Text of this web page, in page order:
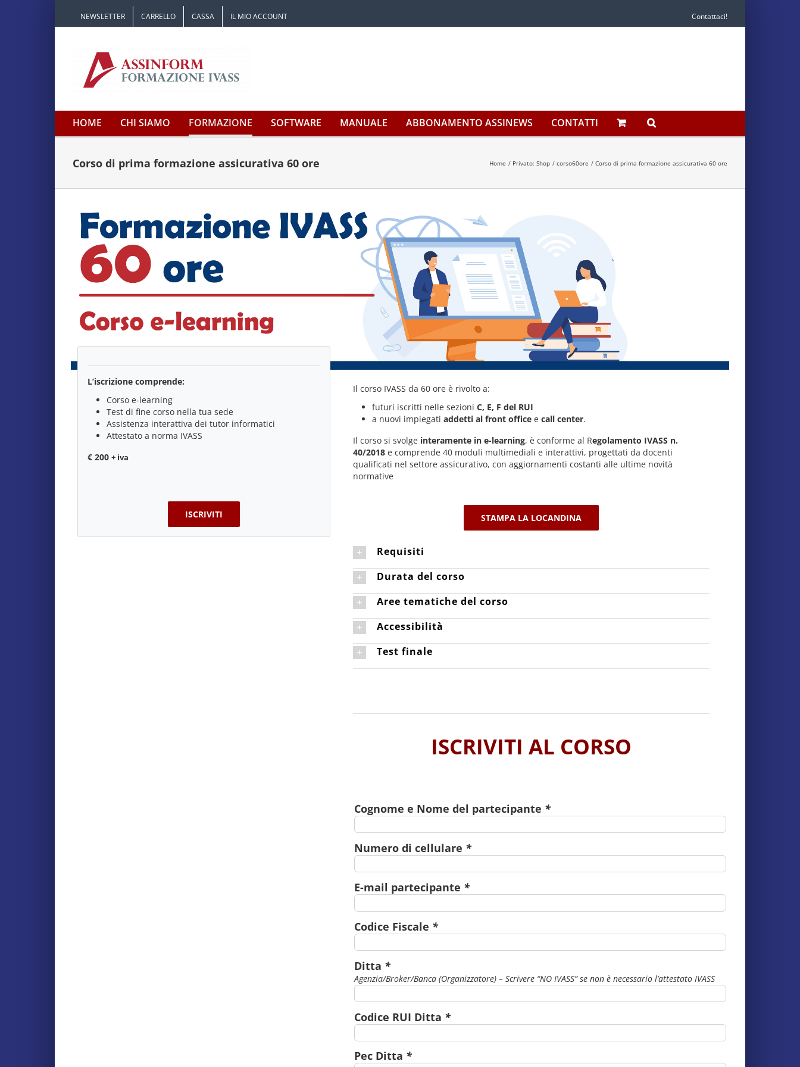
NEWSLETTER CARRELLO CASSA IL MIO ACCOUNT Contattaci!
HOME CHI SIAMO FORMAZIONE SOFTWARE MANUALE ABBONAMENTO ASSINEWS CONTATTI
Corso di prima formazione assicurativa 60 ore Home Privato: Shop corso60ore Corso di prima formazione assicurativa 60 ore
L’iscrizione comprende:
Corso e-learning
Test di fine corso nella tua sede
Assistenza interattiva dei tutor informatici
Attestato a norma IVASS
€ 200 + iva
ISCRIVITI
Il corso IVASS da 60 ore è rivolto a:
futuri iscritti nelle sezioni C, E, F del RUI
a nuovi impiegati addetti al front officee call center.
Il corso si svolge interamente in e-learning, è conforme al Regolamento IVASS n.
40/2018e comprende 40 moduli multimediali e interattivi, progettati da docenti
qualificati nel settore assicurativo, con aggiornamenti costanti alle ultime novità
normative
STAMPA LA LOCANDINA
Requisiti
Durata del corso
Aree tematiche del corso
Accessibilità
Test finale
ISCRIVITI AL CORSO
Cognome e Nome del partecipante *
Numero di cellulare *
E-mail partecipante *
Codice Fiscale *
Ditta *
Agenzia/Broker/Banca (Organizzatore) – Scrivere “NO IVASS” se non è necessario l’attestato IVASS
Codice RUI Ditta *
Pec Ditta *